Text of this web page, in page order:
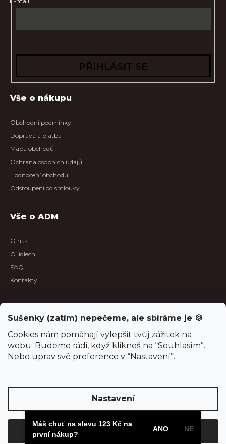
Sušenky (zatím) nepečeme, ale sbíráme je 🍪
Cookies nám pomáhají vylepšit tvůj zážitek na
webu. Budeme rádi, když klikneš na “Souhlasím”.
Nebo uprav své preference v “Nastavení”.
Nastavení
PŘIHLÁSIT SE
Vše o nákupu
Obchodní podmínky
Doprava a platba
Mapa obchodů
Ochrana osobních údajů
Hodnocení obchodu
Odstoupení od smlouvy
Vše o ADM
O nás
O jídlech
FAQ
Kontakty
B2B spolupráce
Aktuality
Projekty, dotace, povinná publicita
Vytvořil Shoptet
Máš chuť na slevu 123 Kč na
první nákup?
ANO NE